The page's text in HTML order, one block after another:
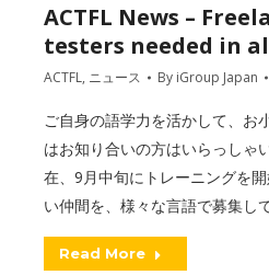
ACTFL News –
testers needed in
ACTFL, ニュース By iGroup Japan
ご自身の語学力を活かして、お
はお知り合いの方はいらっしゃ
在、9月中旬にトレーニングを
い仲間を、様々な言語で募集し
Read More